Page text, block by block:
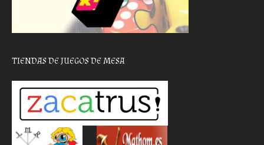
TIENDAS DE JUEGOS DE MESA